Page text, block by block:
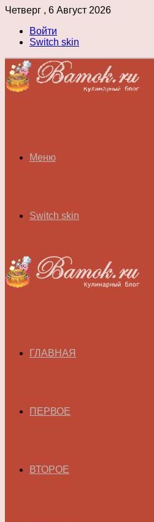
Четверг , 6 Август 2026
Войти
Switch skin
Меню
Switch skin
ГЛАВНАЯ
ПЕРВОЕ
ВТОРОЕ